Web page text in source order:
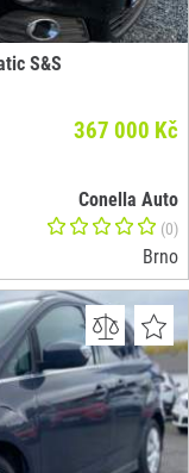
S&S
367 000 Kč
Conella Auto
(0)
Brno